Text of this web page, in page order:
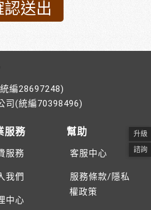
編28697248)
司(統編70398496)
服務
服務
我們
中心
幫助
客服中心
服務條款/隱私
權政策
升級
諮詢